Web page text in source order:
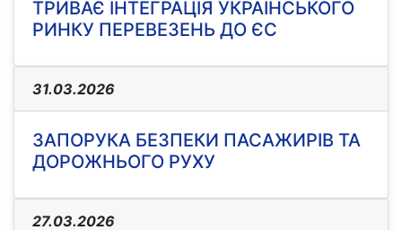
ТРИВАЄ ІНТЕГРАЦІЯ УКРАЇНСЬКОГО
РИНКУ ПЕРЕВЕЗЕНЬ ДО ЄС
31.03.2026
ЗАПОРУКА БЕЗПЕКИ ПАСАЖИРІВ ТА
ДОРОЖНЬОГО РУХУ
27.03.2026